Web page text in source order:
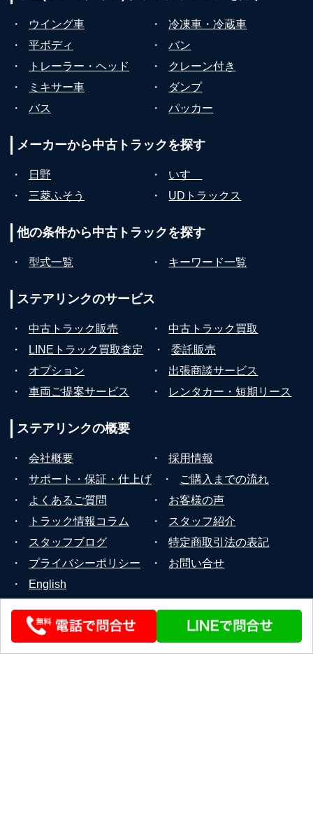
・ ウイング車 ・
冷凍車・冷蔵車
・
平ボディ ・
バン
・
トレーラー・ヘッド ・
クレーン付き
・
ミキサー車 ・
ダンプ
・
バス ・ パッカー
メーカーから中古トラックを探す
・ 日野 ・
いすゞ
・
三菱ふそう ・ UDトラックス
他の条件から中古トラックを探す
・ 型式一覧 ・ キーワード一覧
ステアリンクのサービス
・ 中古トラック販売 ・
中古トラック買取
・
LINEトラック買取査定 ・
委託販売
・
オプション ・
出張商談サービス
・
車両ご提案サービス ・ レンタカー・短期リース
ステアリンクの概要
・ 会社概要 ・
採用情報
・
サポート・保証・仕上げ ・
ご購入までの流れ
・
よくあるご質問 ・
お客様の声
・
トラック情報コラム ・
スタッフ紹介
・
スタッフブログ ・
特定商取引法の表記
・
プライバシーポリシー ・
お問い合せ
・
English
© 2026 STEERLINK Co.,Ltd